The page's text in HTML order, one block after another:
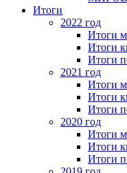
Итоги
2022 год
Итоги
Итоги
Итоги
2021 год
Итоги
Итоги
Итоги
2020 год
Итоги
Итоги
Итоги